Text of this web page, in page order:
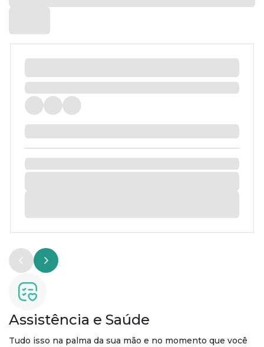
Assistência e Saúde
Tudo isso na palma da sua mão e no momento que você